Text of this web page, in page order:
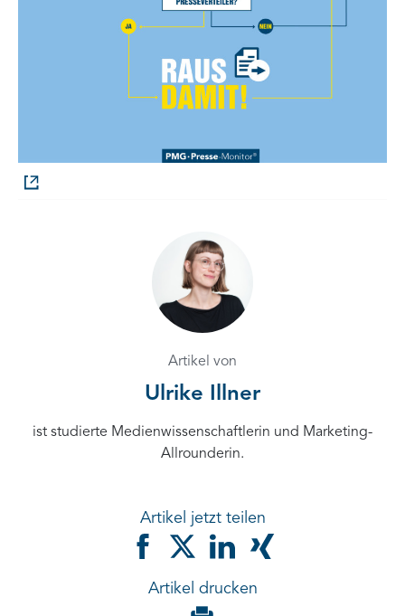
Artikel von
Ulrike Illner
ist studierte Medienwissenschaftlerin und Marketing-
Allrounderin.
Artikel jetzt teilen
Artikel drucken